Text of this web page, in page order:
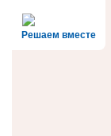
Решаем вместе